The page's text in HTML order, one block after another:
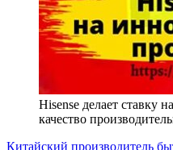
Hisense делает ставку
качество
Китайский производитель